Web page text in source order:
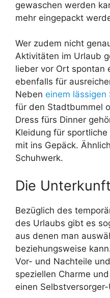
gewaschen werden
mehr eingepackt
Wer zudem nicht
Aktivitäten im Urlaub
lieber vor Ort spontan
ebenfalls für
Neben einem
für den Stadtbummel
Dress fürs Dinner
Kleidung für
mit ins Gepäck.
Schuhwerk.
Die Unterkunft
Bezüglich des
des Urlaubs gibt es
aus denen man
beziehungsweise
Vor- und Nachteile
speziellen Charme
einen